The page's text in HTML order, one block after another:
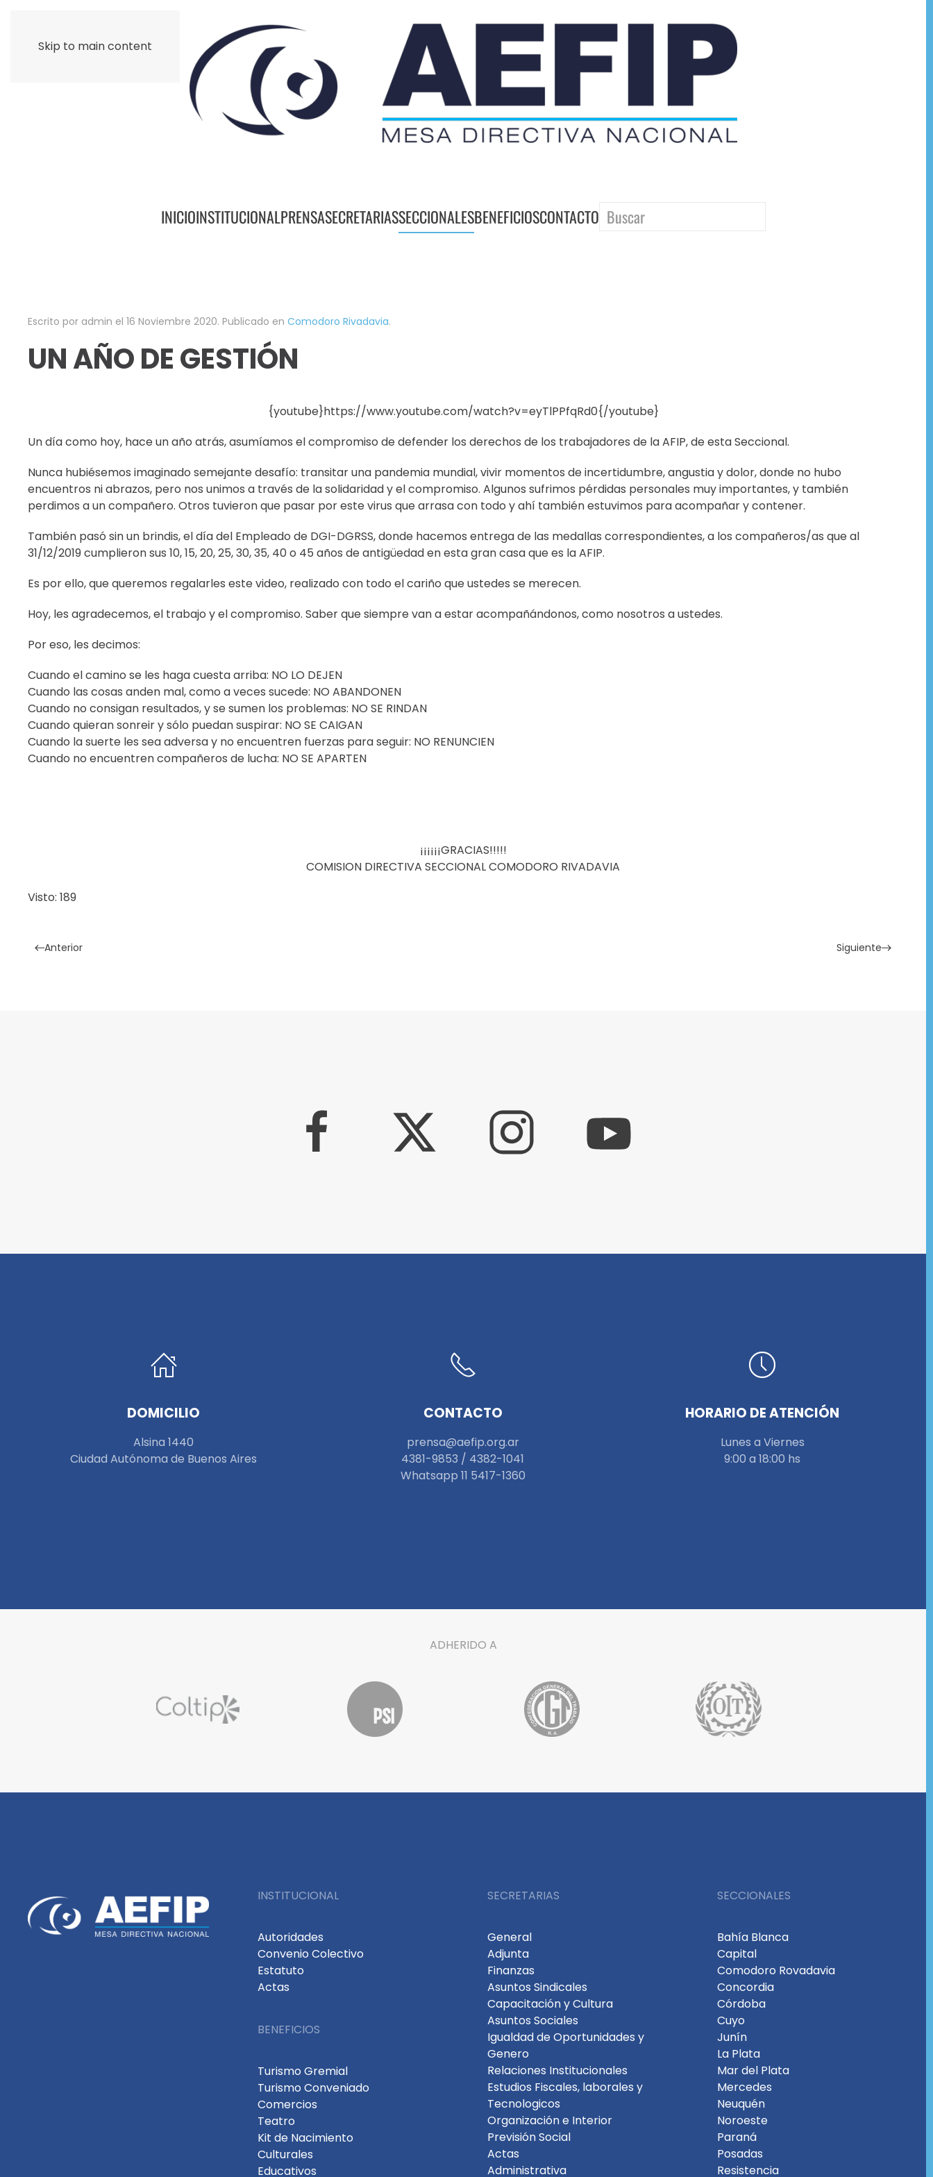
Skip to main content
INICIOINSTITUCIONALPRENSASECRETARIASSECCIONALESBENEFICIOSCONTACTO
Escrito por admin el 16 Noviembre 2020. Publicado en Comodoro Rivadavia.
UN AÑO DE GESTIÓN
{youtube}https://www.youtube.com/watch?v=eyTlPPfqRd0{/youtube}
Un día como hoy, hace un año atrás, asumíamos el compromiso de defender los derechos de los trabajadores de la AFIP, de esta Seccional.
Nunca hubiésemos imaginado semejante desafío: transitar una pandemia mundial, vivir momentos de incertidumbre, angustia y dolor, donde no hubo
encuentros ni abrazos, pero nos unimos a través de la solidaridad y el compromiso. Algunos sufrimos pérdidas personales muy importantes, y también
perdimos a un compañero. Otros tuvieron que pasar por este virus que arrasa con todo y ahí también estuvimos para acompañar y contener.
También pasó sin un brindis, el día del Empleado de DGI-DGRSS, donde hacemos entrega de las medallas correspondientes, a los compañeros/as que al
31/12/2019 cumplieron sus 10, 15, 20, 25, 30, 35, 40 o 45 años de antigüedad en esta gran casa que es la AFIP.
Es por ello, que queremos regalarles este video, realizado con todo el cariño que ustedes se merecen.
Hoy, les agradecemos, el trabajo y el compromiso. Saber que siempre van a estar acompañándonos, como nosotros a ustedes.
Por eso, les decimos:
Cuando el camino se les haga cuesta arriba: NO LO DEJEN
Cuando las cosas anden mal, como a veces sucede: NO ABANDONEN
Cuando no consigan resultados, y se sumen los problemas: NO SE RINDAN
Cuando quieran sonreir y sólo puedan suspirar: NO SE CAIGAN
Cuando la suerte les sea adversa y no encuentren fuerzas para seguir: NO RENUNCIEN
Cuando no encuentren compañeros de lucha: NO SE APARTEN
¡¡¡¡¡¡GRACIAS!!!!!
COMISION DIRECTIVA SECCIONAL COMODORO RIVADAVIA
Visto: 189
Anterior Siguiente
DOMICILIO
Alsina 1440
Ciudad Autónoma de Buenos Aires
CONTACTO
prensa@aefip.org.ar
4381-9853 / 4382-1041
Whatsapp 11 5417-1360
HORARIO DE ATENCIÓN
Lunes a Viernes
9:00 a 18:00 hs
ADHERIDO A
INSTITUCIONAL
Autoridades
Convenio Colectivo
Estatuto
Actas
BENEFICIOS
Turismo Gremial
Turismo Conveniado
Comercios
Teatro
Kit de Nacimiento
Culturales
Educativos
SECRETARIAS
General
Adjunta
Finanzas
Asuntos Sindicales
Capacitación y Cultura
Asuntos Sociales
Igualdad de Oportunidades y
Genero
Relaciones Institucionales
Estudios Fiscales, laborales y
Tecnologicos
Organización e Interior
Previsión Social
Actas
Administrativa
SECCIONALES
Bahía Blanca
Capital
Comodoro Rovadavia
Concordia
Córdoba
Cuyo
Junín
La Plata
Mar del Plata
Mercedes
Neuquén
Noroeste
Paraná
Posadas
Resistencia